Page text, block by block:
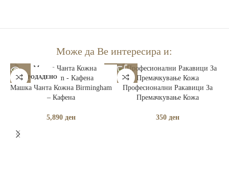
Може да Ве интересира и:
РАСПРОДАДЕНО
Машка Чанта Кожна Birmingham
– Кафена
5,890 ден
Професионални Ракавици За
Премачкување Кожа
350 ден